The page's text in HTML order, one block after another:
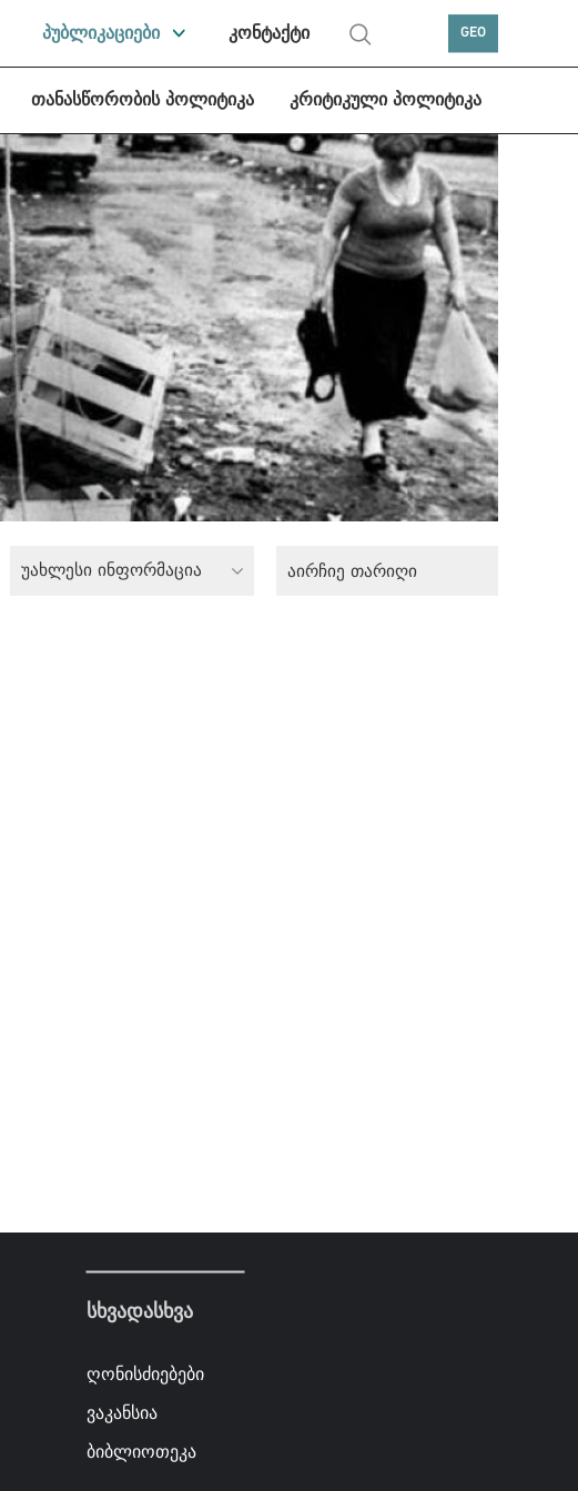
პუბლიკაციები კონტაქტი GEO
თანასწორობის პოლიტიკა კრიტიკული პოლიტიკა
უახლესი ინფორმაცია
სხვადასხვა
ღონისძიებები
ვაკანსია
ბიბლიოთეკა